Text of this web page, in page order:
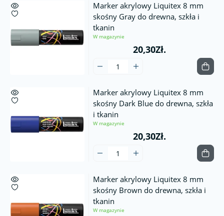
Marker akrylowy Liquitex 8 mm
skośny Gray do drewna, szkła i
tkanin
W magazynie
20,30Zł.
Marker akrylowy Liquitex 8 mm
skośny Dark Blue do drewna, szkła
i tkanin
W magazynie
20,30Zł.
Marker akrylowy Liquitex 8 mm
skośny Brown do drewna, szkła i
tkanin
W magazynie